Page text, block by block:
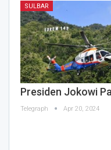
SULBAR
Presiden Jokowi
Telegraph Apr 20, 2024